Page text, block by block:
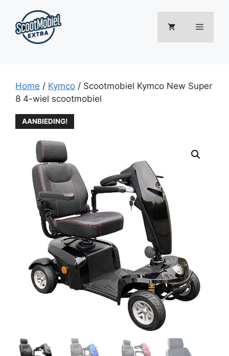
inhoud
Menu
Home / Kymco / Scootmobiel Kymco New Super
8 4-wiel scootmobiel
AANBIEDING!